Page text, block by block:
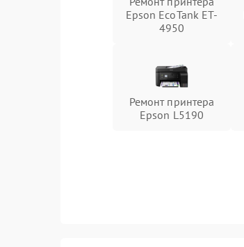
Epson EcoTank ET-
4950
Ремонт принтера
Epson L5190